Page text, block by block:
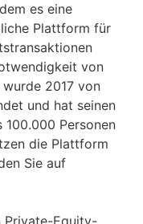
es eine
Plattform für
von
2017 von
und hat seinen
100.000 Personen
die Plattform
Sie auf